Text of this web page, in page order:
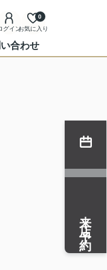
グインお気に入り
0
合わせ
来店予約